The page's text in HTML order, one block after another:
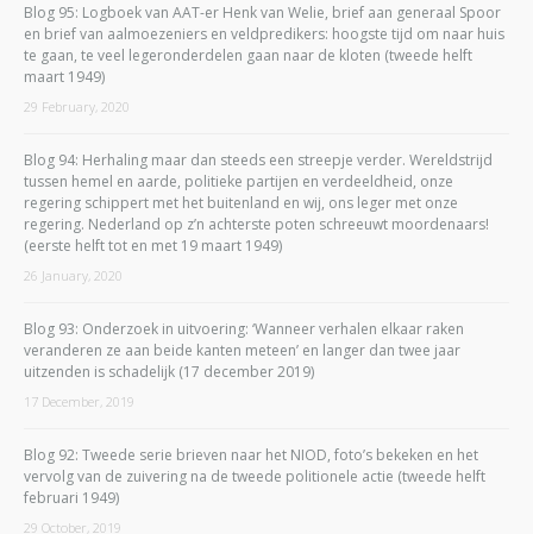
Blog 95: Logboek van AAT-er Henk van Welie, brief aan generaal Spoor
en brief van aalmoezeniers en veldpredikers: hoogste tijd om naar huis
te gaan, te veel legeronderdelen gaan naar de kloten (tweede helft
maart 1949)
29 February, 2020
Blog 94: Herhaling maar dan steeds een streepje verder. Wereldstrijd
tussen hemel en aarde, politieke partijen en verdeeldheid, onze
regering schippert met het buitenland en wij, ons leger met onze
regering. Nederland op z’n achterste poten schreeuwt moordenaars!
(eerste helft tot en met 19 maart 1949)
26 January, 2020
Blog 93: Onderzoek in uitvoering: ‘Wanneer verhalen elkaar raken
veranderen ze aan beide kanten meteen’ en langer dan twee jaar
uitzenden is schadelijk (17 december 2019)
17 December, 2019
Blog 92: Tweede serie brieven naar het NIOD, foto’s bekeken en het
vervolg van de zuivering na de tweede politionele actie (tweede helft
februari 1949)
29 October, 2019